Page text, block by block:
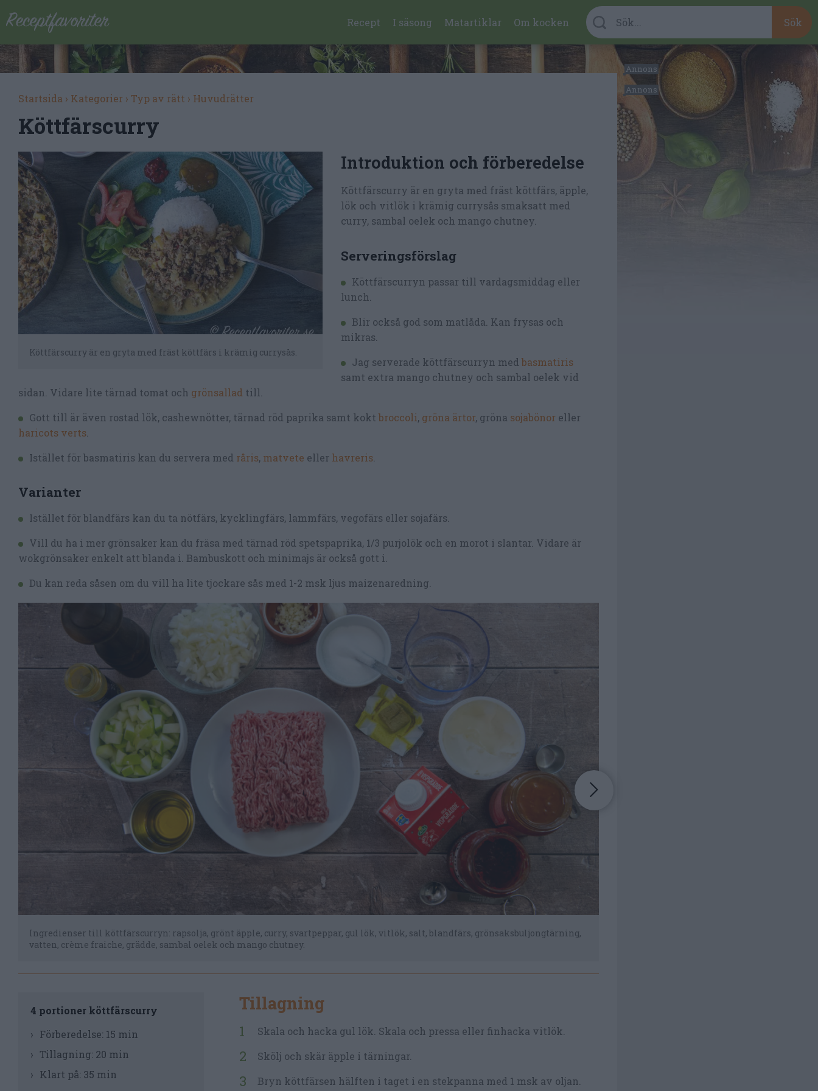
Recept I säsong Matartiklar Om kocken
Startsida › Kategorier › Typ av rätt › Huvudrätter
Köttfärscurry
Köttfärscurry är en gryta med fräst köttfärs i krämig currysås.
Introduktion och förberedelse
Köttfärscurry är en gryta med fräst köttfärs, äpple,
lök och vitlök i krämig currysås smaksatt med
curry, sambal oelek och mango chutney.
Serveringsförslag
Köttfärscurryn passar till vardagsmiddag eller
lunch.
Blir också god som matlåda. Kan frysas och
mikras.
Jag serverade köttfärscurryn med basmatiris
samt extra mango chutney och sambal oelek vid
sidan. Vidare lite tärnad tomat och grönsallad till.
Gott till är även rostad lök, cashewnötter, tärnad röd paprika samt kokt broccoli, gröna ärtor, gröna sojabönor eller
haricots verts
Istället för basmatiris kan du servera med råris, matvete eller havreris
Varianter
Istället för blandfärs kan du ta nötfärs, kycklingfärs, lammfärs, vegofärs eller sojafärs.
Vill du ha i mer grönsaker kan du fräsa med tärnad röd spetspaprika, 1/3 purjolök och en morot i slantar. Vidare är
wokgrönsaker enkelt att blanda i. Bambuskott och minimajs är också gott i.
Du kan reda såsen om du vill ha lite tjockare sås med 1-2 msk ljus maizenaredning.
Ingredienser till köttfärscurryn: rapsolja, grönt äpple, curry, svartpeppar, gul lök, vitlök, salt, blandfärs, grönsaksbuljongtärning,
vatten, crème fraiche, grädde, sambal oelek och mango chutney.
4 portioner köttfärscurry
Förberedelse: 15 min
Tillagning: 20 min
Klart på: 35 min
Tillagning
Skala och hacka gul lök. Skala och pressa eller finhacka vitlök.
Skölj och skär äpple i tärningar.
Bryn köttfärsen hälften i taget i en stekpanna med 1 msk av oljan.